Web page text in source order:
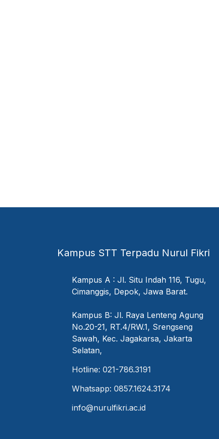
Kampus STT Terpadu Nurul Fikri
Kampus A : Jl. Situ Indah 116, Tugu,
Cimanggis, Depok, Jawa Barat.
Kampus B: Jl. Raya Lenteng Agung
No.20-21, RT.4/RW.1, Srengseng
Sawah, Kec. Jagakarsa, Jakarta
Selatan,
Hotline: 021-786.3191
Whatsapp: 0857.1624.3174
info@nurulfikri.ac.id